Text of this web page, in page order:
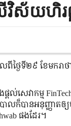
វិស័យហិរញ្
ថ្ងៃទី២៩ ខែមករា
សេវាកម្ម
ាលក៏បានអនុញ្ញាតឲ្
ផងដែរ។